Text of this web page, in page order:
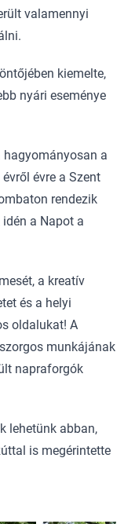
valamennyi
kiemelte,
nyári eseménye
a
évre a Szent
rendezik
a Napot a
a kreatív
és a helyi
oldalukat! A
munkájának
napraforgók
lehetünk abban,
is megérintette